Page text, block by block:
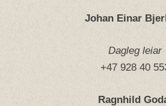
Johan Einar
Dagleg leiar
+47 928 40
Ragnhild